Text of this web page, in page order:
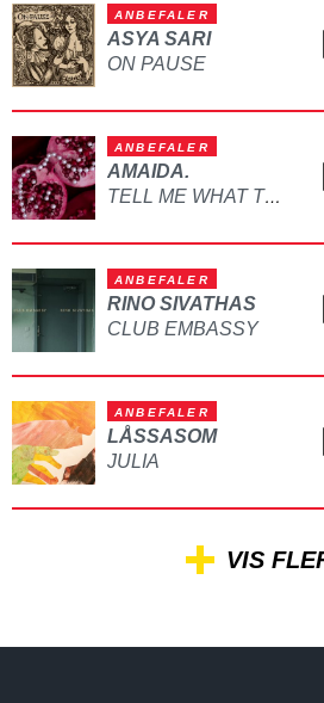
ANBEFALER
ASYA SARI
ON PAUSE
ANBEFALER
AMAIDA.
TELL ME WHAT TO DO
ANBEFALER
RINO SIVATHAS
CLUB EMBASSY
ANBEFALER
LÅSSASOM
JULIA
VIS